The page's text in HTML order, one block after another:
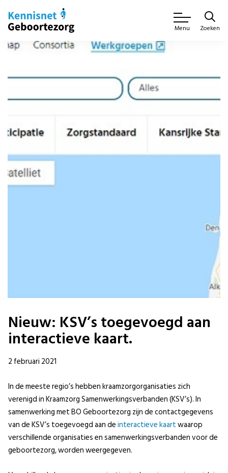
Menu Zoeken
Nieuw: KSV’s toegevoegd aan
interactieve kaart.
2 februari 2021
In de meeste regio’s hebben kraamzorgorganisaties zich
verenigd in Kraamzorg Samenwerkingsverbanden (KSV’s). In
samenwerking met BO Geboortezorg zijn de contactgegevens
van de KSV’s toegevoegd aan deinteractieve kaartwaarop
verschillende organisaties en samenwerkingsverbanden voor de
geboortezorg, worden weergegeven.